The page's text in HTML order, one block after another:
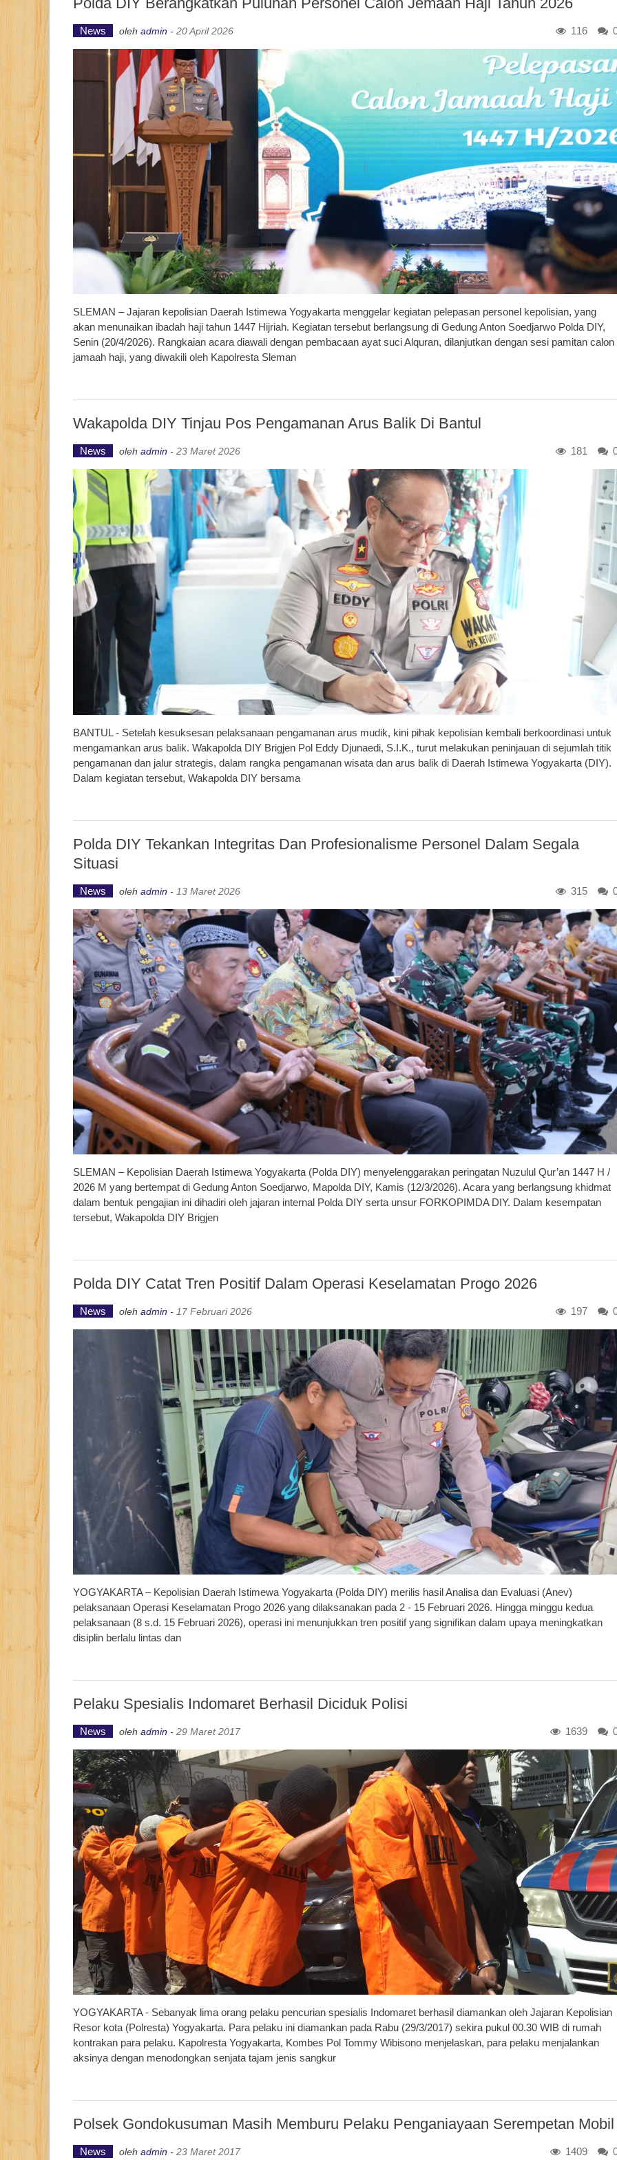
News oleh admin - 20 April 2026 116
SLEMAN – Jajaran kepolisian Daerah Istimewa Yogyakarta menggelar kegiatan pelepasan personel kepolisian, yang
akan menunaikan ibadah haji tahun 1447 Hijriah. Kegiatan tersebut berlangsung di Gedung Anton Soedjarwo Polda DIY,
Senin (20/4/2026). Rangkaian acara diawali dengan pembacaan ayat suci Alquran, dilanjutkan dengan sesi pamitan calon
jamaah haji, yang diwakili oleh Kapolresta Sleman
Wakapolda DIY Tinjau Pos Pengamanan Arus Balik Di Bantul
News oleh admin - 23 Maret 2026 181
BANTUL - Setelah kesuksesan pelaksanaan pengamanan arus mudik, kini pihak kepolisian kembali berkoordinasi untuk
mengamankan arus balik. Wakapolda DIY Brigjen Pol Eddy Djunaedi, S.I.K., turut melakukan peninjauan di sejumlah titik
pengamanan dan jalur strategis, dalam rangka pengamanan wisata dan arus balik di Daerah Istimewa Yogyakarta (DIY).
Dalam kegiatan tersebut, Wakapolda DIY bersama
Polda DIY Tekankan Integritas Dan Profesionalisme Personel Dalam Segala
Situasi
News oleh admin - 13 Maret 2026 315
SLEMAN – Kepolisian Daerah Istimewa Yogyakarta (Polda DIY) menyelenggarakan peringatan Nuzulul Qur’an 1447 H /
2026 M yang bertempat di Gedung Anton Soedjarwo, Mapolda DIY, Kamis (12/3/2026). Acara yang berlangsung khidmat
dalam bentuk pengajian ini dihadiri oleh jajaran internal Polda DIY serta unsur FORKOPIMDA DIY. Dalam kesempatan
tersebut, Wakapolda DIY Brigjen
Polda DIY Catat Tren Positif Dalam Operasi Keselamatan Progo 2026
News oleh admin - 17 Februari 2026 197
YOGYAKARTA – Kepolisian Daerah Istimewa Yogyakarta (Polda DIY) merilis hasil Analisa dan Evaluasi (Anev)
pelaksanaan Operasi Keselamatan Progo 2026 yang dilaksanakan pada 2 - 15 Februari 2026. Hingga minggu kedua
pelaksanaan (8 s.d. 15 Februari 2026), operasi ini menunjukkan tren positif yang signifikan dalam upaya meningkatkan
disiplin berlalu lintas dan
Pelaku Spesialis Indomaret Berhasil Diciduk Polisi
News oleh admin - 29 Maret 2017 1639
YOGYAKARTA - Sebanyak lima orang pelaku pencurian spesialis Indomaret berhasil diamankan oleh Jajaran Kepolisian
Resor kota (Polresta) Yogyakarta. Para pelaku ini diamankan pada Rabu (29/3/2017) sekira pukul 00.30 WIB di rumah
kontrakan para pelaku. Kapolresta Yogyakarta, Kombes Pol Tommy Wibisono menjelaskan, para pelaku menjalankan
aksinya dengan menodongkan senjata tajam jenis sangkur
Polsek Gondokusuman Masih Memburu Pelaku Penganiayaan Serempetan Mobil
News oleh admin - 23 Maret 2017 1409